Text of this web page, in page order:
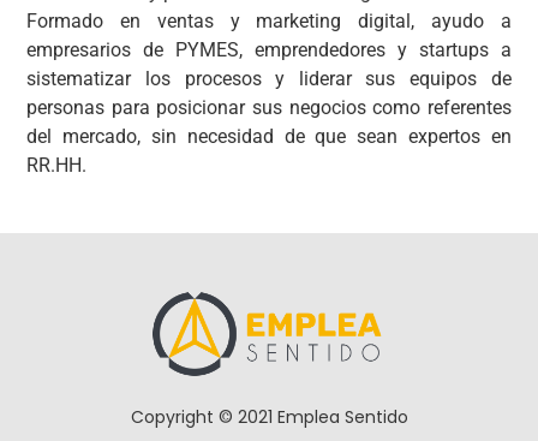
Formado en ventas y marketing digital, ayudo a
empresarios de PYMES, emprendedores y startups a
sistematizar los procesos y liderar sus equipos de
personas para posicionar sus negocios como referentes
del mercado, sin necesidad de que sean expertos en
RR.HH.
Copyright © 2021 Emplea Sentido